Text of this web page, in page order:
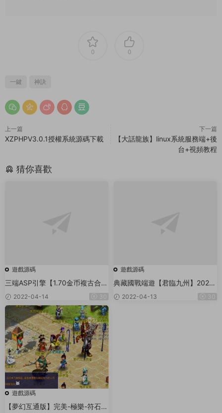
0 0
一鍵 神訣
上一篇
XZPHPV3.0.1授權系統源碼下載
下一篇
【大話龍族】linux系統服務端+後
台+視頻教程
猜你喜歡
遊戲源碼
三端ASP引擎【1.70金币複古合
擊】單機半手工一鍵即玩服務端
+假人陪玩
2022-04-14 30
遊戲源碼
典藏國戰端遊【君臨九州】2022
整理Win一鍵即玩服務端+GM充值
+解包工具
2022-04-13 30
遊戲源碼
【夢幻互通版】完美-極樂-符石三